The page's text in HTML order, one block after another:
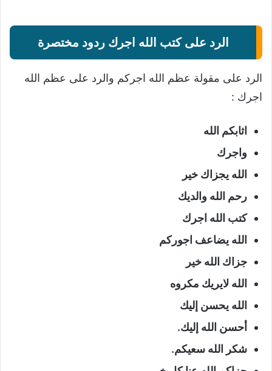
الرد على كتب الله اجرك ردود مختصرة
الرد على مقولة عظم الله اجركم والرد على عظم الله
اجرك :
اثابكم الله
واجرك
الله يجزاك خير
رحم الله والديك
كتب الله اجرك
الله يضاعف اجوركم
جزاك الله خير
الله لايريك مكروه
الله يحسن إليك
أحسن الله إليك.
شكر الله سعيكم.